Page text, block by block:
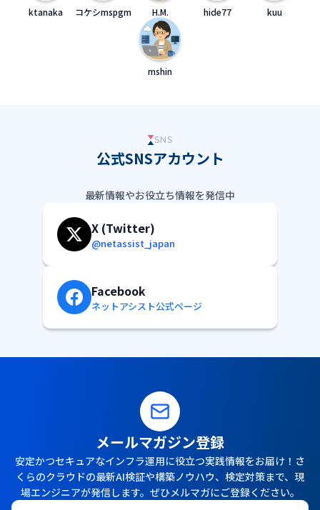
ktanaka コケシmspgm H.M. hide77 kuu
mshin
SNS
公式SNSアカウント
最新情報やお役立ち情報を発信中
X (Twitter)
@netassist_japan
Facebook
ネットアシスト公式ページ
メールマガジン登録
安定かつセキュアなインフラ運用に役立つ実践情報をお届け！さ
くらのクラウドの最新AI検証や構築ノウハウ、検定対策まで、現
場エンジニアが発信します。ぜひメルマガにご登録ください。